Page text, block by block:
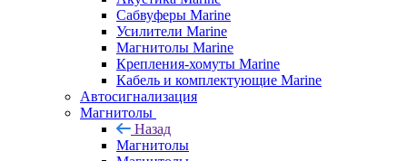
Сабвуферы Marine
Усилители Marine
Магнитолы Marine
Крепления-хомуты Marine
Кабель и комплектующие Marine
Автосигнализация
Магнитолы
Назад
Магнитолы